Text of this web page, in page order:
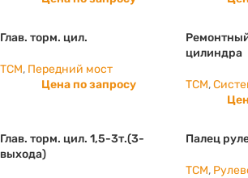
Глав. торм. цил.
TCM, Передний мост
Цена по запросу
цилиндра
TCM,
Глав. торм. цил. 1,5-3т.(3-
выхода)
Палец
TCM,